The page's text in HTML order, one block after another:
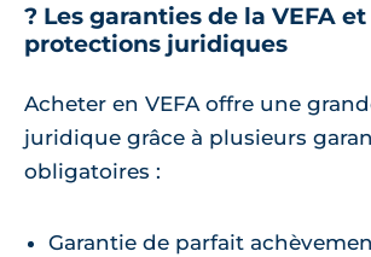
? Les garanties de la VEFA
protections juridiques
Acheter en VEFA offre une
juridique grâce à plusieurs
obligatoires :
Garantie de parfait